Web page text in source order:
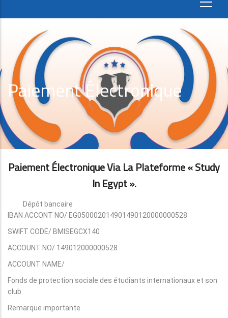
Paiement Électronique
Paiement Électronique Via La Plateforme « Study
In Egypt ».
Dépôt bancaire
IBAN ACCONT NO/ EG050002014901490120000000528
SWIFT CODE/ BMISEGCX140
ACCOUNT NO/ 149012000000528
ACCOUNT NAME/
Fonds de protection sociale des étudiants internationaux et son
club
Remarque importante